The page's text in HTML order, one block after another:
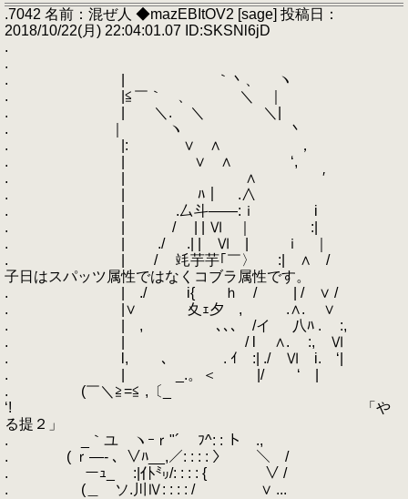
.7042 名前：混ぜ人 ◆mazEBItOV2 [sage] 投稿日：
2018/10/22(月) 22:04:01.07 ID:SKSNl6jD
.
.
. | ｀丶、 ヽ
. |≦￣｀ 、 ＼ ｜
. | ＼. ＼ ＼|
. ｜ ヽ 丶
. |: ∨ ∧ ，
. | ∨ ∧ ‘,
. | ∧ ′
. | ﾊ｜ .∧
. | .厶斗――:ｉ i
. | / | | Ⅵ ｜ :|
. | ./ .| | Ⅵ | ｉ ｜
. | / 竓芋芋｢￣〉 :| ∧ /
子日はスパッツ属性ではなくコブラ属性です。
. | ./ i{ ｈ / | / ∨ /
. |∨ 夊ｪ夕 , .∧. ∨
. | , ､､､ /イ 八ﾊ . :,
. | / l ∧. :, Ⅵ
. l, ､ . ｲ :| ./ Ⅵ i. ‘|
. | _.。＜ |/ ‘ |
. (￣＼≧=≦ ,〔_
‘! 「や
る提２」
. _｀ユ ヽｰｒ"´ ﾌ^: : ト .,
. ( ｒ―‐ 、∨ﾊ__,／: : : : 〉 ＼ /
. ーｭ_ :|仆㍉/: : : : { ∨ /
. (＿ ソ.川Ⅳ: : : : / ∨ ...